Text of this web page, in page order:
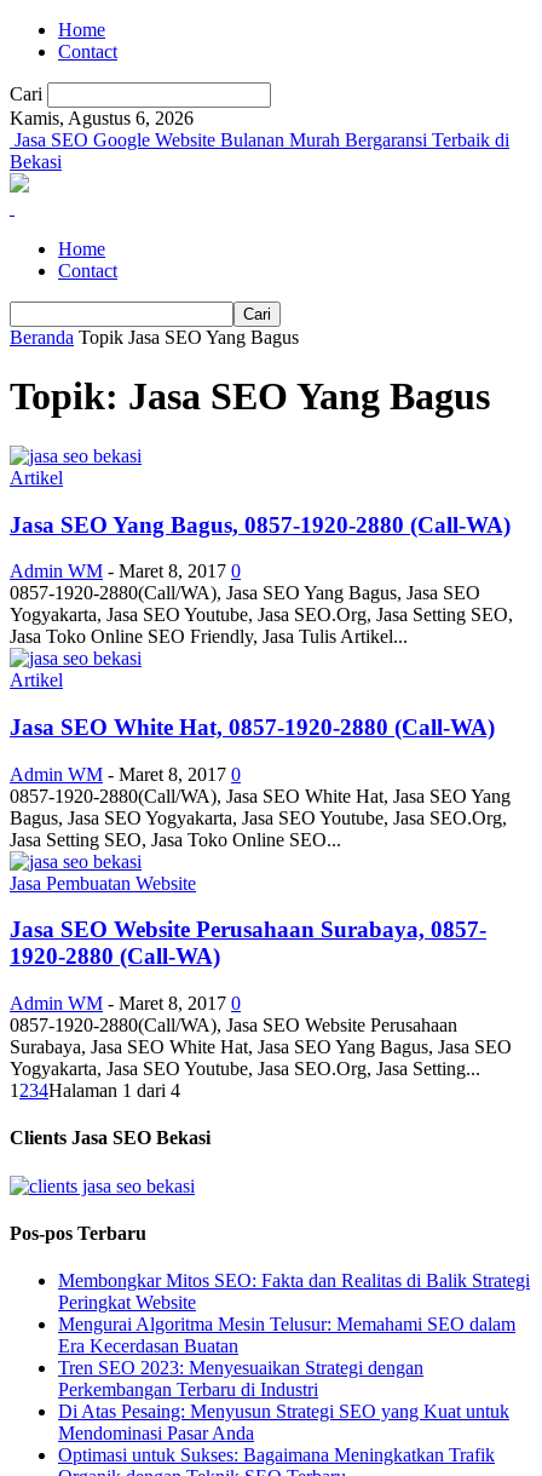
Home
Contact
Cari
Kamis, Agustus 6, 2026
Jasa SEO Google Website Bulanan Murah Bergaransi Terbaik di
Bekasi
Home
Contact
Beranda Topik Jasa SEO Yang Bagus
Topik: Jasa SEO Yang Bagus
Artikel
Jasa SEO Yang Bagus, 0857-1920-2880 (Call-WA)
Admin WM - Maret 8, 2017 0
0857-1920-2880(Call/WA), Jasa SEO Yang Bagus, Jasa SEO
Yogyakarta, Jasa SEO Youtube, Jasa SEO.Org, Jasa Setting SEO,
Jasa Toko Online SEO Friendly, Jasa Tulis Artikel...
Artikel
Jasa SEO White Hat, 0857-1920-2880 (Call-WA)
Admin WM - Maret 8, 2017 0
0857-1920-2880(Call/WA), Jasa SEO White Hat, Jasa SEO Yang
Bagus, Jasa SEO Yogyakarta, Jasa SEO Youtube, Jasa SEO.Org,
Jasa Setting SEO, Jasa Toko Online SEO...
Jasa Pembuatan Website
Jasa SEO Website Perusahaan Surabaya, 0857-
1920-2880 (Call-WA)
Admin WM - Maret 8, 2017 0
0857-1920-2880(Call/WA), Jasa SEO Website Perusahaan
Surabaya, Jasa SEO White Hat, Jasa SEO Yang Bagus, Jasa SEO
Yogyakarta, Jasa SEO Youtube, Jasa SEO.Org, Jasa Setting...
1 234Halaman 1 dari 4
Clients Jasa SEO Bekasi
Pos-pos Terbaru
Membongkar Mitos SEO: Fakta dan Realitas di Balik Strategi
Peringkat Website
Mengurai Algoritma Mesin Telusur: Memahami SEO dalam
Era Kecerdasan Buatan
Tren SEO 2023: Menyesuaikan Strategi dengan
Perkembangan Terbaru di Industri
Di Atas Pesaing: Menyusun Strategi SEO yang Kuat untuk
Mendominasi Pasar Anda
Optimasi untuk Sukses: Bagaimana Meningkatkan Trafik